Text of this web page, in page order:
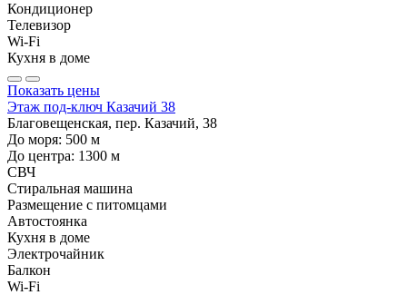
Кондиционер
Телевизор
Wi-Fi
Кухня в доме
Показать цены
Этаж под-ключ Казачий 38
Благовещенская, пер. Казачий, 38
До моря: 500 м
До центра: 1300 м
СВЧ
Стиральная машина
Размещение с питомцами
Автостоянка
Кухня в доме
Электрочайник
Балкон
Wi-Fi